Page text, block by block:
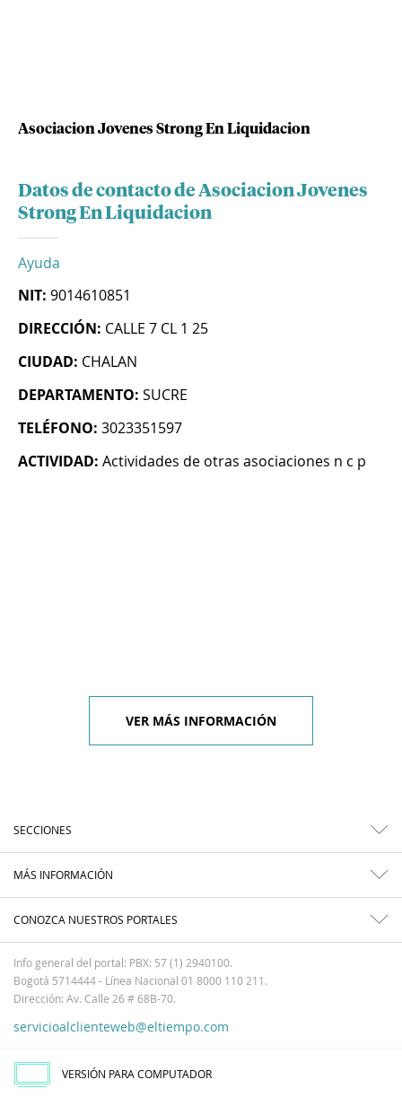
Asociacion Jovenes Strong En Liquidacion
Datos de contacto de Asociacion Jovenes
Strong En Liquidacion
Ayuda
NIT: 9014610851
DIRECCIÓN: CALLE 7 CL 1 25
CIUDAD: CHALAN
DEPARTAMENTO: SUCRE
TELÉFONO: 3023351597
ACTIVIDAD: Actividades de otras asociaciones n c p
VER MÁS INFORMACIÓN
SECCIONES
MÁS INFORMACIÓN
CONOZCA NUESTROS PORTALES
Info general del portal: PBX: 57 (1) 2940100.
Bogotá 5714444 - Línea Nacional 01 8000 110 211.
Dirección: Av. Calle 26 # 68B-70.
servicioalclienteweb@eltiempo.com
VERSIÓN PARA COMPUTADOR